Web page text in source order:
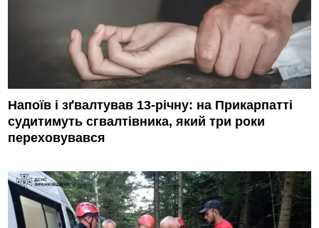
Напоїв і зґвалтував 13-річну: на Прикарпатті
судитимуть сгвалтівника, який три роки
переховувався